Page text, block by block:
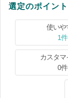
選定のポイン
使いや
1件
カスタマ
0件